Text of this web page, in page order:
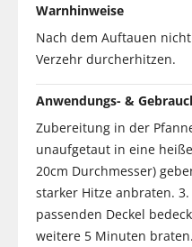
Warnhinweise
Nach dem Auftauen
Verzehr durcherhitzen.
Anwendungs- &
Zubereitung in der
unaufgetaut in eine
20cm Durchmesser)
starker Hitze anbraten.
passenden Deckel
weitere 5 Minuten